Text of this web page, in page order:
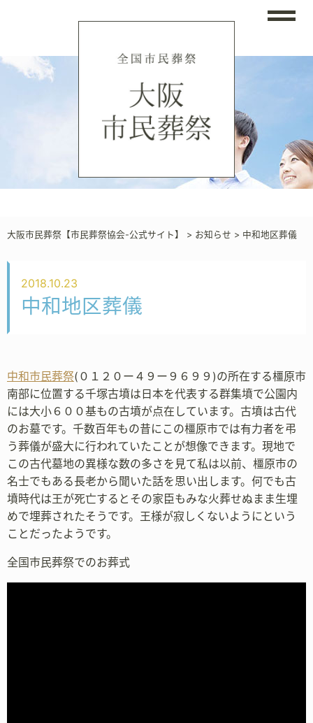
大阪市民葬祭【市民葬祭協会-公式サイト】 > お知らせ > 中和地区葬儀
2018.10.23
中和地区葬儀
中和市民葬祭(０１２０ー４９ー９６９９)の所在する橿原市
南部に位置する千塚古墳は日本を代表する群集墳で公園内
には大小６００基もの古墳が点在しています。古墳は古代
のお墓です。千数百年もの昔にこの橿原市では有力者を弔
う葬儀が盛大に行われていたことが想像できます。現地で
この古代墓地の異様な数の多さを見て私は以前、橿原市の
名士でもある長老から聞いた話を思い出します。何でも古
墳時代は王が死亡するとその家臣もみな火葬せぬまま生埋
めで埋葬されたそうです。王様が寂しくないようにという
ことだったようです。
全国市民葬祭でのお葬式